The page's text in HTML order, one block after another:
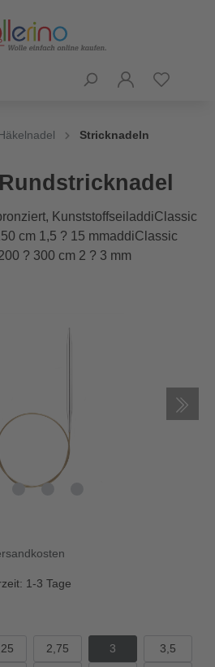
Stricknadeln
KunststoffseiladdiClassic
cm 1,5 ? 15 mmaddiClassic
? 300 cm 2 ? 3 mm
1-3 Tage
2,75 3 3,5